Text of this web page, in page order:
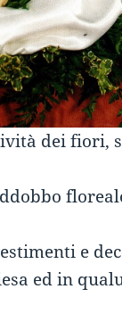
dei fiori,
e
ed in